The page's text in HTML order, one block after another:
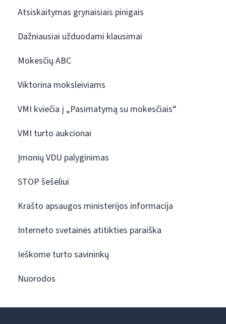
Atsiskaitymas grynaisiais pinigais
Dažniausiai užduodami klausimai
Mokesčių ABC
Viktorina moksleiviams
VMI kviečia į „Pasimatymą su mokesčiais“
VMI turto aukcionai
Įmonių VDU palyginimas
STOP šešėliui
Krašto apsaugos ministerijos informacija
Interneto svetainės atitikties paraiška
Ieškome turto savininkų
Nuorodos